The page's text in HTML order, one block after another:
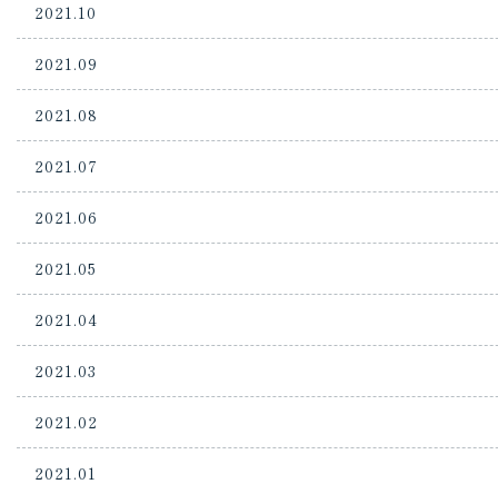
2021.10
2021.09
2021.08
2021.07
2021.06
2021.05
2021.04
2021.03
2021.02
2021.01